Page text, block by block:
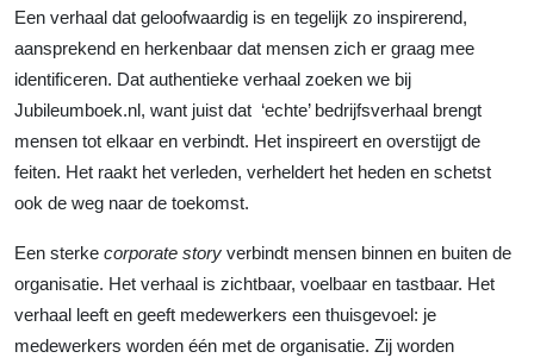
Een verhaal dat geloofwaardig is en tegelijk zo inspirerend,
aansprekend en herkenbaar dat mensen zich er graag mee
identificeren. Dat authentieke verhaal zoeken we bij
Jubileumboek.nl, want juist dat ‘echte’ bedrijfsverhaal brengt
mensen tot elkaar en verbindt. Het inspireert en overstijgt de
feiten. Het raakt het verleden, verheldert het heden en schetst
ook de weg naar de toekomst.
Een sterke corporate story verbindt mensen binnen en buiten de
organisatie. Het verhaal is zichtbaar, voelbaar en tastbaar. Het
verhaal leeft en geeft medewerkers een thuisgevoel: je
medewerkers worden één met de organisatie. Zij worden